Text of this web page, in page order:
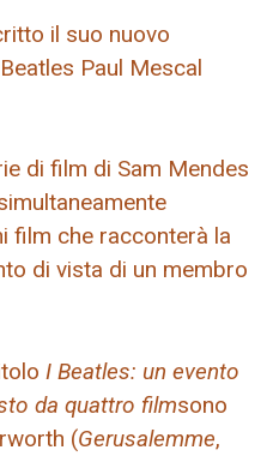
il suo nuovo
Paul Mescal
di film di Sam Mendes
film che racconterà la
di vista di un membro
I Beatles: un evento
da quattro filmsono
(Gerusalemme,